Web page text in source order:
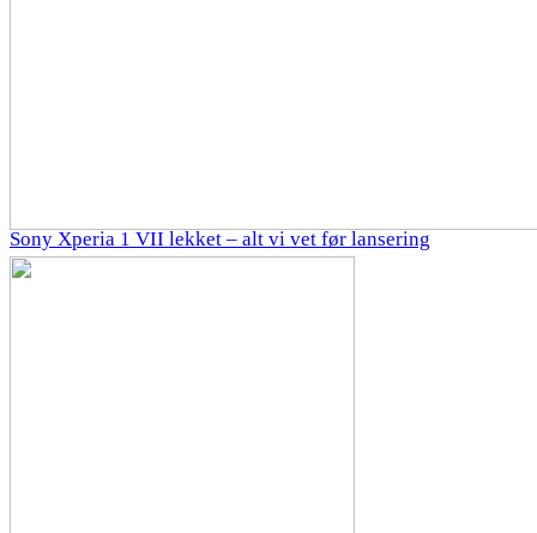
Sony Xperia 1 VII lekket – alt vi vet før lansering